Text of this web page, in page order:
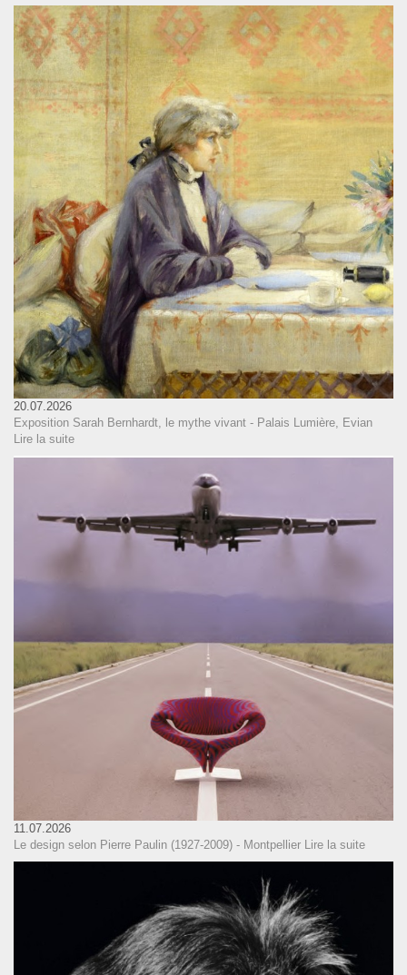
20.07.2026
Exposition Sarah Bernhardt, le mythe vivant - Palais Lumière, Evian
Lire la suite
11.07.2026
Le design selon Pierre Paulin (1927-2009) - Montpellier
Lire la suite